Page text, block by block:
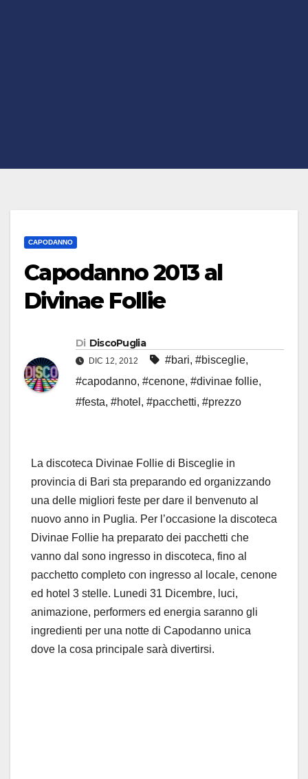
CAPODANNO
Capodanno 2013 al
Divinae Follie
Di DiscoPuglia
DIC 12, 2012 #bari, #bisceglie,
#capodanno, #cenone, #divinae follie,
#festa, #hotel , #pacchetti, #prezzo
La discoteca Divinae Follie di Bisceglie in
provincia di Bari sta preparando ed organizzando
una delle migliori feste per dare il benvenuto al
nuovo anno in Puglia. Per l’occasione la discoteca
Divinae Follie ha preparato dei pacchetti che
vanno dal sono ingresso in discoteca, fino al
pacchetto completo con ingresso al locale, cenone
ed hotel 3 stelle. Lunedi 31 Dicembre, luci,
animazione, performers ed energia saranno gli
ingredienti per una notte di Capodanno unica
dove la cosa principale sarà divertirsi.